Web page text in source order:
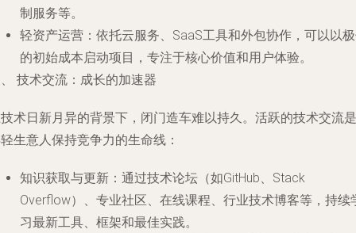
制服务等。
轻资产运营 ：依托云服务、SaaS工具和外包协作，可以以
的初始成本启动项目，专注于核心价值和用户体验。
技术交流：成长的加速器
术日新月异的背景下，闭门造车难以持久。活跃的技术交流是
生意人保持竞争力的生命线：
知识获取与更新 ：通过技术论坛（如GitHub、Stack
Overflow）、专业社区、在线课程、行业技术博客等，持续
习最新工具、框架和最佳实践。